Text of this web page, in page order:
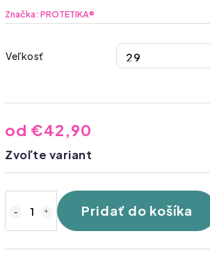
Značka:PROTETIKA®
Veľkosť
od €42,90
Zvoľte variant
Pridať do košíka